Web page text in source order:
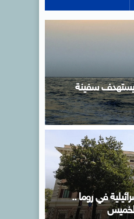
تضامن مصر
الغابات
وتركيا
وجهود خفض